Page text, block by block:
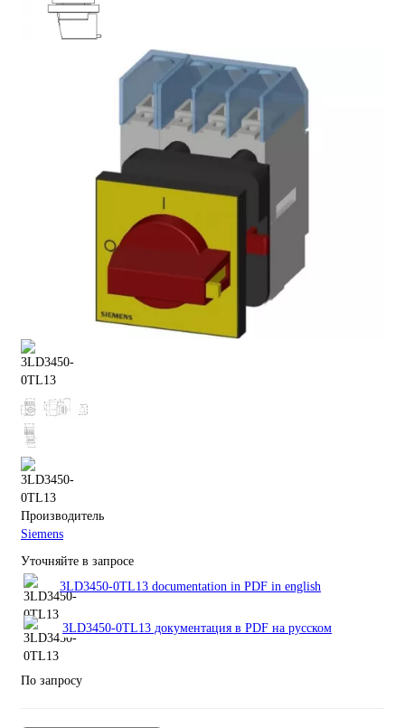
Производитель
Siemens
Уточняйте в запросе
3LD3450-0TL13 documentation in PDF in english
3LD3450-0TL13 документация в PDF на русском
По запросу